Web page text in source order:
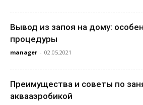
Вывод из запоя на дому:
процедуры
manager - 02.05.2021
Преимущества и советы по
аквааэробикой